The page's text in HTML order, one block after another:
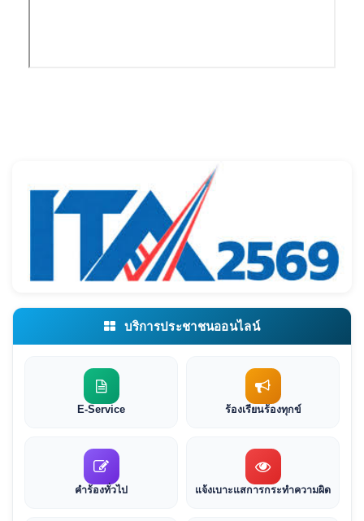
บริการประชาชนออนไลน์
E-Service ร้องเรียนร้องทุกข์
คำร้องทั่วไป แจ้งเบาะแสการกระทำความผิด